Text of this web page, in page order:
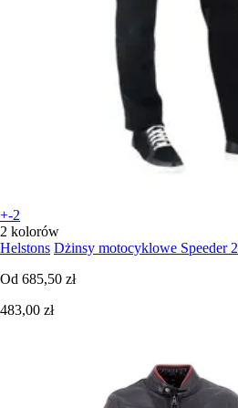
+-2
2 kolorów
Helstons Dżinsy motocyklowe Speeder 2
Od 685,50 zł
483,00 zł